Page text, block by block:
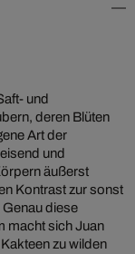
und
deren Blüten
Art der
und
äußerst
Kontrast zur sonst
diese
macht sich Juan
zu wilden